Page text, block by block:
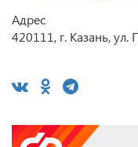
Адрес
420111, г. Казань, ул.